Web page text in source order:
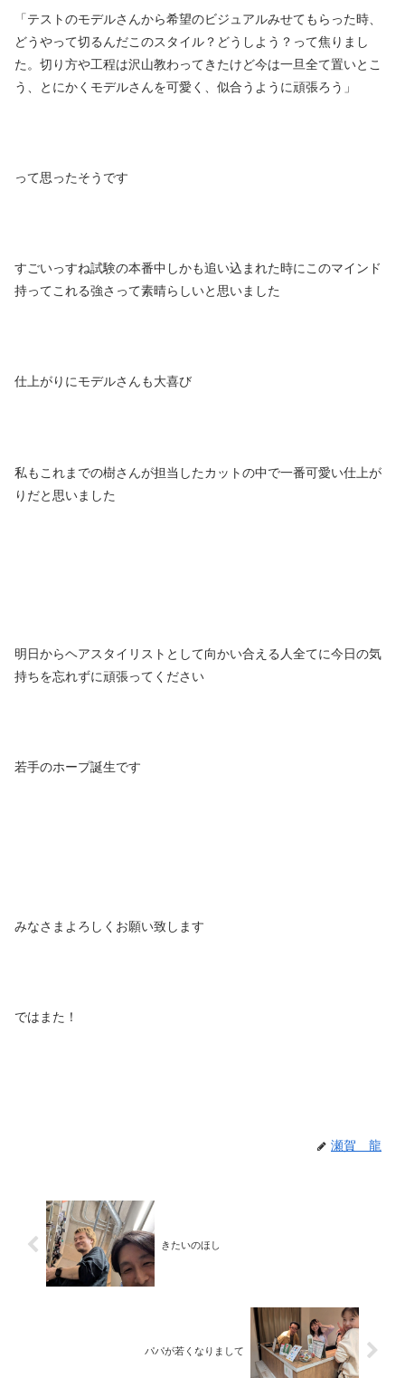
「テストのモデルさんから希望のビジュアルみせてもらった時、
どうやって切るんだこのスタイル？どうしよう？って焦りまし
た。切り方や工程は沢山教わってきたけど今は一旦全て置いとこ
う、とにかくモデルさんを可愛く、似合うように頑張ろう」
って思ったそうです
すごいっすね試験の本番中しかも追い込まれた時にこのマインド
持ってこれる強さって素晴らしいと思いました
仕上がりにモデルさんも大喜び
私もこれまでの樹さんが担当したカットの中で一番可愛い仕上が
りだと思いました
明日からヘアスタイリストとして向かい合える人全てに今日の気
持ちを忘れずに頑張ってください
若手のホープ誕生です
みなさまよろしくお願い致します
ではまた！
瀬賀 龍
きたいのほし
パパが若くなりまして